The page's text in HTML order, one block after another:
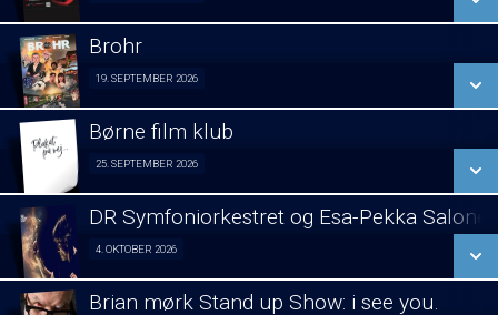
SE ALLE DAGE
LÆS MERE
Brohr
19. SEPTEMBER 2026Forpremiere 19/09
SE ALLE DAGE
LÆS MERE
Børne film klub
25. SEPTEMBER 2026
LÆS MERE
DR Symfoniorkestret og Esa-Pekka
4. OKTOBER 2026Koncert visning 04/10
Brian mørk Stand up Show: i see you.